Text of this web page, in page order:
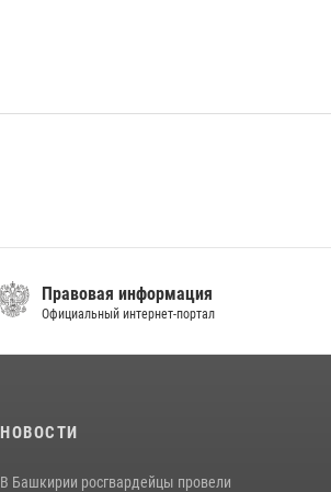
Правовая информация
Официальный интернет-портал
НОВОСТИ
В Башкирии росгвардейцы провели